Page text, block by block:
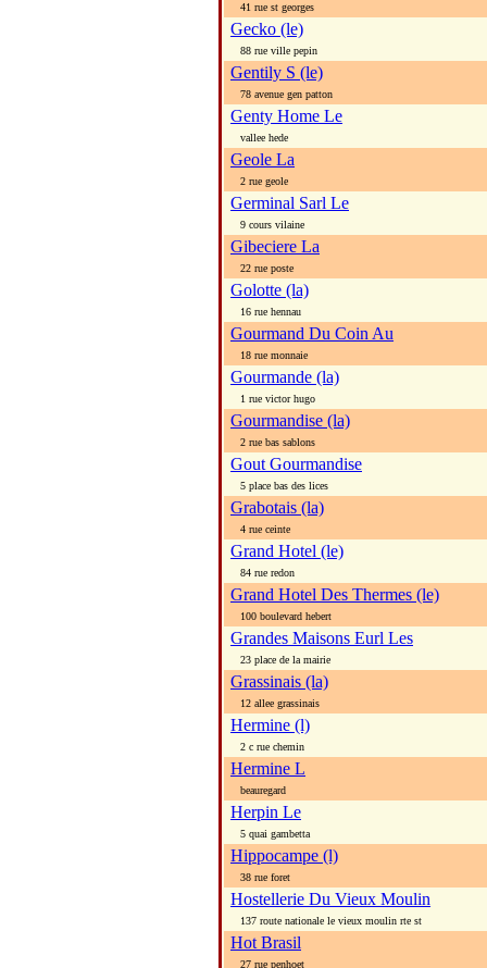
41 rue st georges
Gecko (le)
88 rue ville pepin
Gentily S (le)
78 avenue gen patton
Genty Home Le
vallee hede
Geole La
2 rue geole
Germinal Sarl Le
9 cours vilaine
Gibeciere La
22 rue poste
Golotte (la)
16 rue hennau
Gourmand Du Coin Au
18 rue monnaie
Gourmande (la)
1 rue victor hugo
Gourmandise (la)
2 rue bas sablons
Gout Gourmandise
5 place bas des lices
Grabotais (la)
4 rue ceinte
Grand Hotel (le)
84 rue redon
Grand Hotel Des Thermes (le)
100 boulevard hebert
Grandes Maisons Eurl Les
23 place de la mairie
Grassinais (la)
12 allee grassinais
Hermine (l)
2 c rue chemin
Hermine L
beauregard
Herpin Le
5 quai gambetta
Hippocampe (l)
38 rue foret
Hostellerie Du Vieux Moulin
137 route nationale le vieux moulin rte st
Hot Brasil
27 rue penhoet